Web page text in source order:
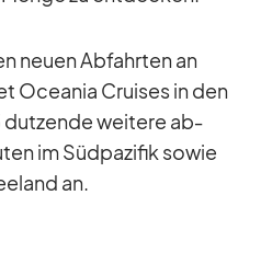
neuen Ab­fahr­ten an
Ocea­nia Crui­ses in den
dut­zende wei­tere ab­
im Süd­pa­zi­fik so­wie
an.